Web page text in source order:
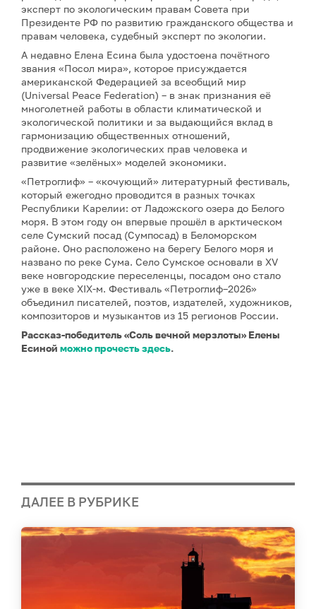
эксперт по экологическим правам Совета при
Президенте РФ по развитию гражданского общества и
правам человека, судебный эксперт по экологии.
А недавно Елена Есина была удостоена почётного
звания «Посол мира», которое присуждается
американской Федерацией за всеобщий мир
(Universal Peace Federation) – в знак признания её
многолетней работы в области климатической и
экологической политики и за выдающийся вклад в
гармонизацию общественных отношений,
продвижение экологических прав человека и
развитие «зелёных» моделей экономики.
«Петроглиф» – «кочующий» литературный фестиваль,
который ежегодно проводится в разных точках
Республики Карелии: от Ладожского озера до Белого
моря. В этом году он впервые прошёл в арктическом
селе Сумский посад (Сумпосад) в Беломорском
районе. Оно расположено на берегу Белого моря и
названо по реке Сума. Село Сумское основали в XV
веке новгородские переселенцы, посадом оно стало
уже в веке XIX-м. Фестиваль «Петроглиф–2026»
объединил писателей, поэтов, издателей, художников,
композиторов и музыкантов из 15 регионов России.
Рассказ-победитель «Соль вечной мерзлоты» Елены
Есиной можно прочесть здесь.
ДАЛЕЕ В РУБРИКЕ